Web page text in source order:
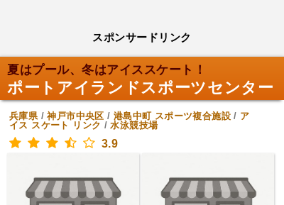
スポンサードリンク
夏はプール、冬はアイススケート！
ポートアイランドスポーツセンター
兵庫県/神戸市中央区 / 港島中町 スポーツ複合施設/ ア
イス スケート リンク /水泳競技場
3.9